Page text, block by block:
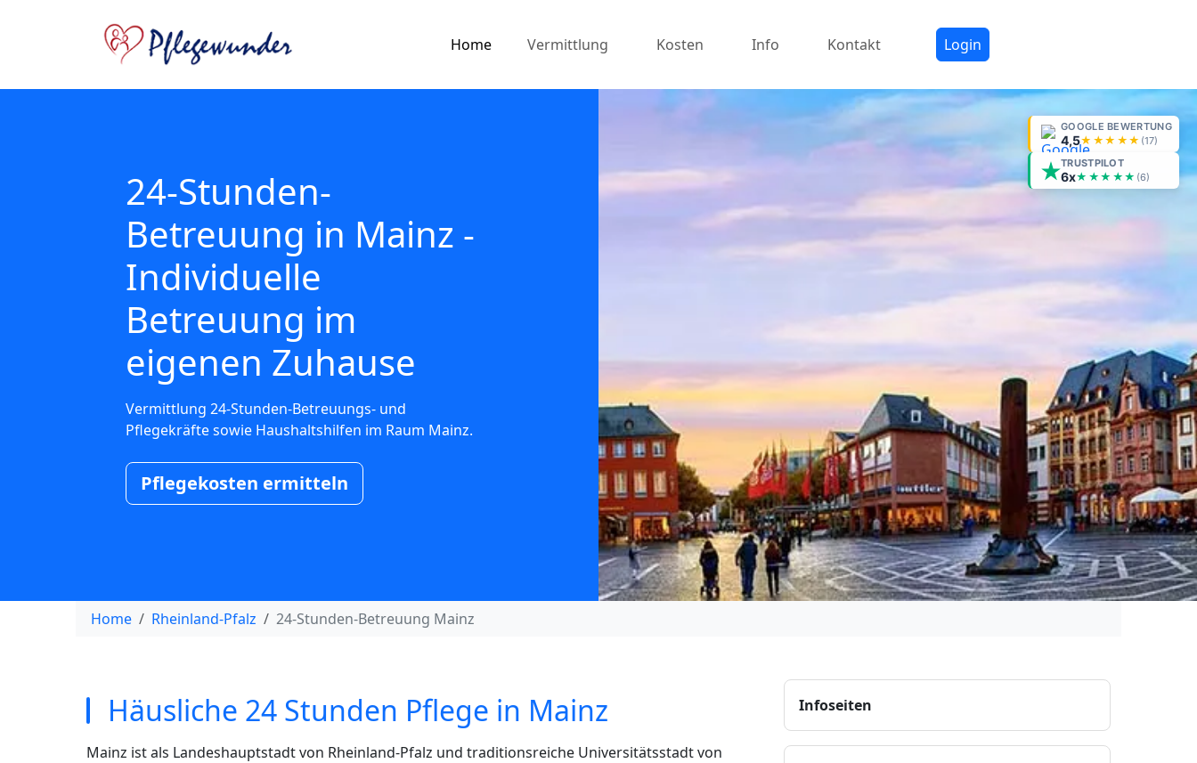
Home Vermittlung Kosten Info Kontakt Login
GOOGLE BEWERTUNG
4,5★★★★★ (17)
TRUSTPILOT
6x★★★★★ (6)
24-Stunden-
Betreuung in Mainz -
Individuelle
Betreuung im
eigenen Zuhause
Vermittlung 24-Stunden-Betreuungs- und
Pflegekräfte sowie Haushaltshilfen im Raum Mainz.
Pflegekosten ermitteln
Home Rheinland-Pfalz 24-Stunden-Betreuung Mainz
Häusliche 24 Stunden Pflege in Mainz
Mainz ist als Landeshauptstadt von Rheinland-Pfalz und traditionsreiche Universitätsstadt von
Infoseiten